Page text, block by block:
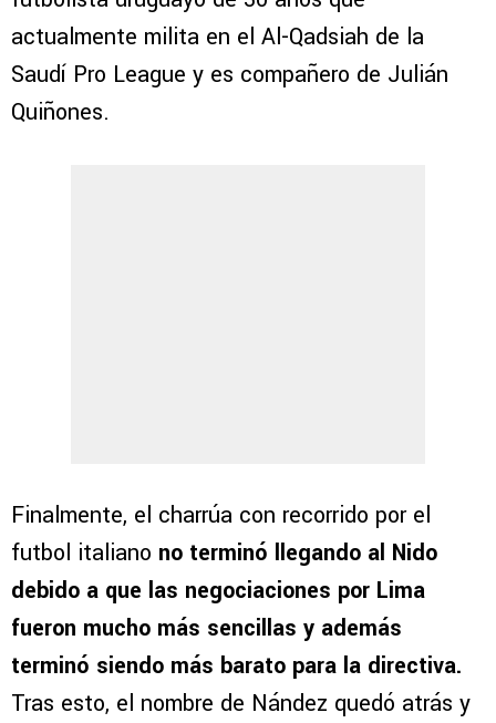
actualmente milita en el Al-Qadsiah de la
Saudí Pro League y es compañero de Julián
Quiñones.
Finalmente, el charrúa con recorrido por el
futbol italiano no terminó llegando al Nido
debido a que las negociaciones por Lima
fueron mucho más sencillas y además
terminó siendo más barato para la directiva.
Tras esto, el nombre de Nández quedó atrás y